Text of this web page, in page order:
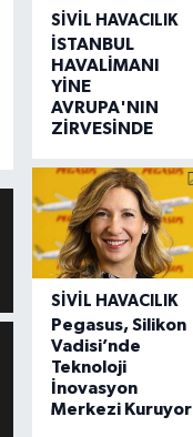
SIVIL HAVACILIK
İSTANBUL
HAVALİMANI
YİNE
AVRUPA'NIN
ZİRVESİNDE
SIVIL HAVACILIK
Pegasus, Silikon
Vadisi’nde
Teknoloji
İnovasyon
Merkezi Kuruyor